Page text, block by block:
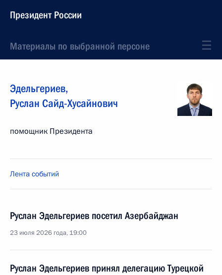
Президент России
Материалы по выбранной персоне
Эдельгериев,
Руслан Сайд-Хусайнович
помощник Президента
Лента событий
Руслан Эдельгериев посетил Азербайджан
23 июля 2026 года, 19:00
Руслан Эдельгериев принял делегацию Турецкой